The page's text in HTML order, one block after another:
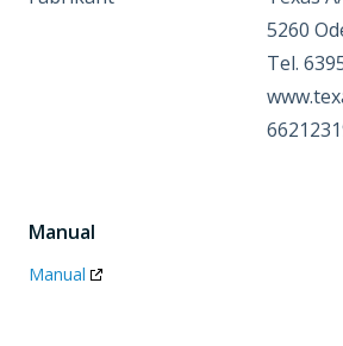
5260
Tel.
Manual
Manual